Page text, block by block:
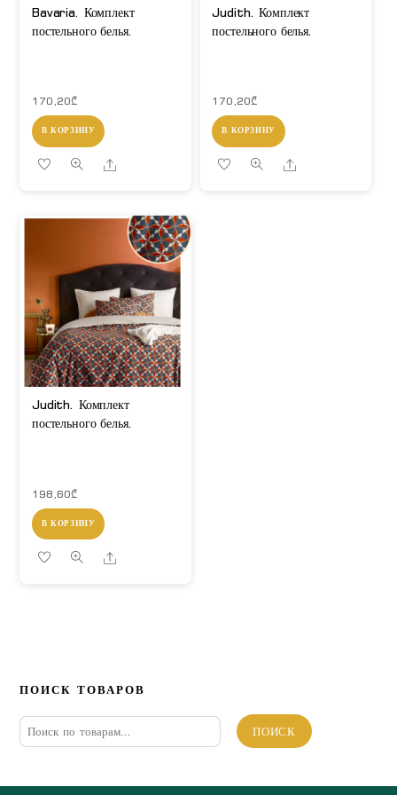
Bavaria. Комплект
постельного белья.
170,20₾
В КОРЗИНУ
Share
Judith. Комплект
постельного белья.
170,20₾
В КОРЗИНУ
Share
Judith. Комплект
постельного белья.
198,60₾
В КОРЗИНУ
Share
ПОИСК ТОВАРОВ
Искать:
ПОИСК